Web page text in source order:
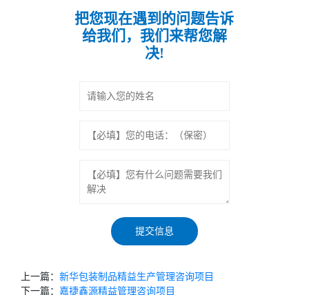
把您现在遇到的问题告诉
给我们，我们来帮您解
决!
上一篇： 新华包装制品精益生产管理咨询项目
下一篇： 嘉捷鑫源精益管理咨询项目